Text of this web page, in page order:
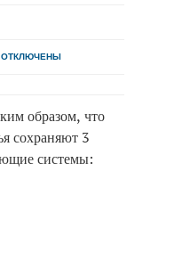
ОТКЛЮЧЕНЫ
образом, что
сохраняют 3
системы: